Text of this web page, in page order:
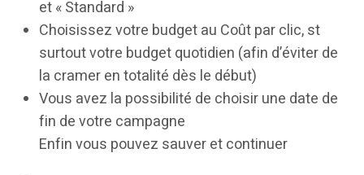
et « Standard »
Choisissez votre budget au Coût par clic, st
surtout votre budget quotidien (afin d’éviter de
la cramer en totalité dès le début)
Vous avez la possibilité de choisir une date de
fin de votre campagne
Enfin vous pouvez sauver et continuer